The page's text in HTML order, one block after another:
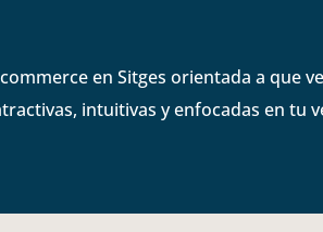
en Sitges orientada a que
intuitivas y enfocadas en tu